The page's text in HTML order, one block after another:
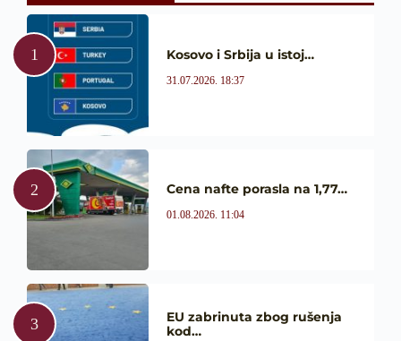
Kosovo i Srbija u istoj…
31.07.2026. 18:37
Cena nafte porasla na 1,77…
01.08.2026. 11:04
EU zabrinuta zbog rušenja
kod…